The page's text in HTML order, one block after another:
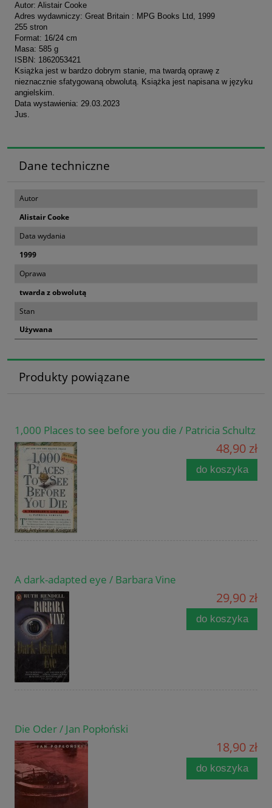
Autor: Alistair Cooke
Adres wydawniczy: Great Britain : MPG Books Ltd, 1999
255 stron
Format: 16/24 cm
Masa: 585 g
ISBN: 1862053421
Książka jest w bardzo dobrym stanie, ma twardą oprawę z
nieznacznie sfatygowaną obwolutą. Książka jest napisana w języku
angielskim.
Data wystawienia: 29.03.2023
Jus.
Dane techniczne
Autor
Alistair Cooke
Data wydania
1999
Oprawa
twarda z obwolutą
Stan
Używana
Produkty powiązane
1,000 Places to see before you die / Patricia Schultz
48,90 zł
do koszyka
A dark-adapted eye / Barbara Vine
29,90 zł
do koszyka
Die Oder / Jan Popłoński
18,90 zł
do koszyka